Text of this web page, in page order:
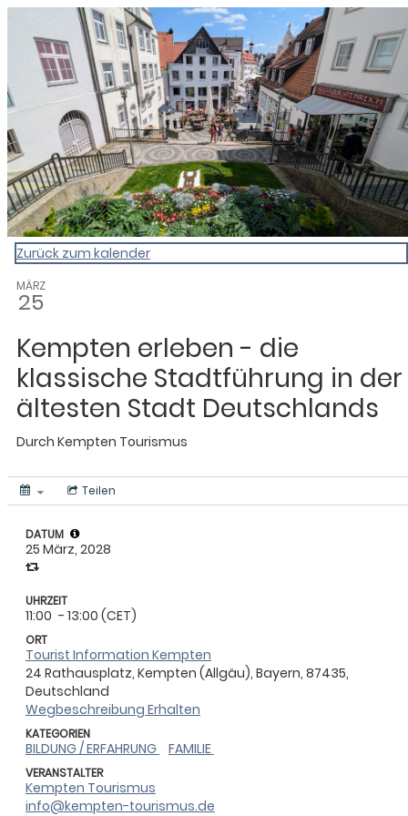
0831 - das Kemptener
Zurück zum kalender
MÄRZ
25
Kempten erleben - die
klassische Stadtführung in der
ältesten Stadt Deutschlands
Durch Kempten Tourismus
Teilen
DATUM
25 März, 2028
UHRZEIT
11:00 - 13:00 (CET)
ORT
Tourist Information Kempten
24 Rathausplatz, Kempten (Allgäu), Bayern, 87435,
Deutschland
Wegbeschreibung Erhalten
KATEGORIEN
BILDUNG / ERFAHRUNG FAMILIE
VERANSTALTER
Kempten Tourismus
info@kempten-tourismus.de